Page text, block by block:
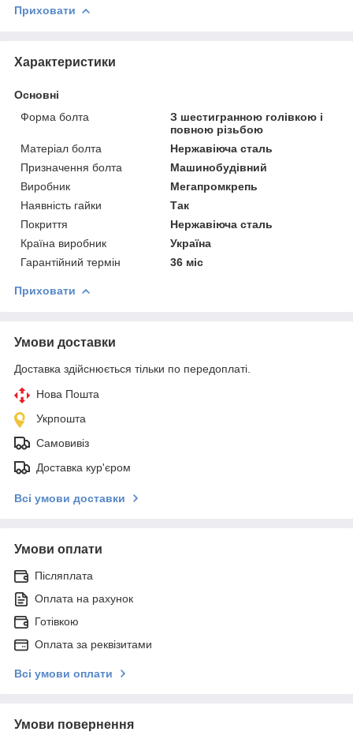
Приховати
Характеристики
Основні
Форма болта
З шестигранною голівкою і
повною різьбою
Матеріал болта
Нержавіюча сталь
Призначення болта
Машинобудівний
Виробник
Мегапромкрепь
Наявність гайки
Так
Покриття
Нержавіюча сталь
Країна виробник
Україна
Гарантійний термін
36 міс
Приховати
Умови доставки
Доставка здійснюється тільки по передоплаті.
Нова Пошта
Укрпошта
Самовивіз
Доставка кур'єром
Всі умови доставки
Умови оплати
Післяплата
Оплата на рахунок
Готівкою
Оплата за реквізитами
Всі умови оплати
Умови повернення